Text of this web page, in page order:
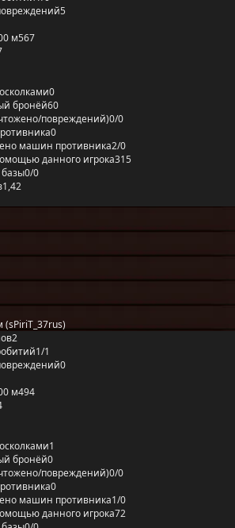
5
м567
0
бронёй60
повреждений)0/0
0
машин противника2/0
данного игрока315
0/0
1,42
2
1/1
0
м494
1
бронёй0
повреждений)0/0
0
машин противника1/0
данного игрока72